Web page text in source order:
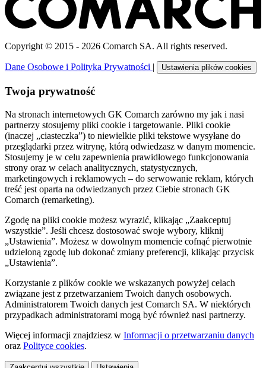
Copyright © 2015 - 2026 Comarch SA. All rights reserved.
Dane Osobowe i Polityka Prywatności | Ustawienia plików cookies
Twoja prywatność
Na stronach internetowych GK Comarch zarówno my jak i nasi
partnerzy stosujemy pliki cookie i targetowanie. Pliki cookie
(inaczej „ciasteczka”) to niewielkie pliki tekstowe wysyłane do
przeglądarki przez witrynę, którą odwiedzasz w danym momencie.
Stosujemy je w celu zapewnienia prawidłowego funkcjonowania
strony oraz w celach analitycznych, statystycznych,
marketingowych i reklamowych – do serwowanie reklam, których
treść jest oparta na odwiedzanych przez Ciebie stronach GK
Comarch (remarketing).
Zgodę na pliki cookie możesz wyrazić, klikając „Zaakceptuj
wszystkie”. Jeśli chcesz dostosować swoje wybory, kliknij
„Ustawienia”. Możesz w dowolnym momencie cofnąć pierwotnie
udzieloną zgodę lub dokonać zmiany preferencji, klikając przycisk
„Ustawienia”.
Korzystanie z plików cookie we wskazanych powyżej celach
związane jest z przetwarzaniem Twoich danych osobowych.
Administratorem Twoich danych jest Comarch SA. W niektórych
przypadkach administratorami mogą być również nasi partnerzy.
Więcej informacji znajdziesz w Informacji o przetwarzaniu danych
oraz Polityce cookies.